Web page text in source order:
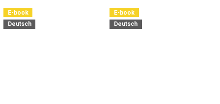
E-book
Deutsch
E-book
Deutsch